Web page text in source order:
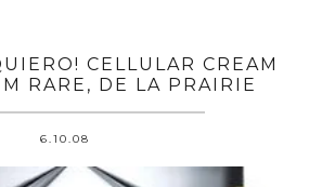
CELLULAR CREAM
RARE, DE LA PRAIRIE
6.10.08